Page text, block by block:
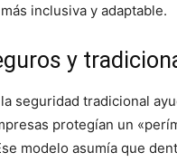
inclusiva y adaptable.
y
seguridad tradicional
protegían un
modelo asumía que